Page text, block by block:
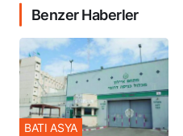
Benzer Haberler
BATI ASYA